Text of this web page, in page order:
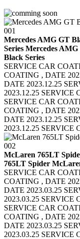
001
Mercedes AMG GT
Series Mercedes
Black Series
SERVICE CAR
COATING , DATE
DATE 2023.12.25
2023.12.25 SERVICE
SERVICE CAR
COATING , DATE
DATE 2023.12.25
2023.12.25 SERVICE
002
McLaren 765LT
765LT Spider
SERVICE CAR
COATING , DATE
DATE 2023.03.25
2023.03.25 SERVICE
SERVICE CAR
COATING , DATE
DATE 2023.03.25
2023.03.25 SERVICE